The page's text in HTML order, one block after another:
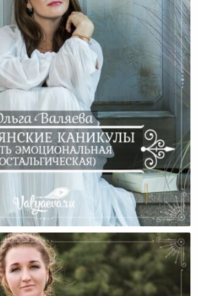
(часть Эмоциональная